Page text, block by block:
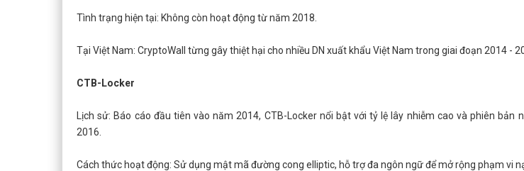
Tình trạng hiện tại: Không còn hoạt động từ năm 2018.
Tại Việt Nam: CryptoWall từng gây thiệt hại cho nhiều DN xuất khẩu Việt Nam trong giai đoạn 2014 -
CTB-Locker
Lịch sử: Báo cáo đầu tiên vào năm 2014, CTB-Locker nổi bật với tỷ lệ lây nhiễm cao và phiên
2016.
Cách thức hoạt động: Sử dụng mật mã đường cong elliptic, hỗ trợ đa ngôn ngữ để mở rộng phạm vi